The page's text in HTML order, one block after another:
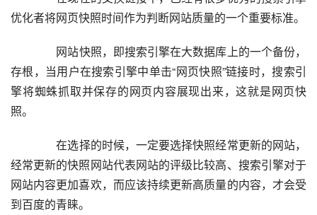
存根，当用户在搜索引擎中单击“网页快照”链接时，搜索引
擎将蜘蛛抓取并保存的网页内容展现出来，这就是网页快
照。
经常更新的快照网站代表网站的评级比较高、搜索引擎对于
网站内容更加喜欢，而应该持续更新高质量的内容，才会受
到百度的青睐。